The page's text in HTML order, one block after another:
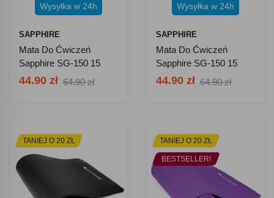
Wysyłka w 24h
SAPPHIRE
Mata Do Ćwiczeń
Sapphire SG-150 15
Mm Z Pokrowcem -
44.90 zł 64.90 zł
Wysyłka w 24h
SAPPHIRE
Mata Do Ćwiczeń
Sapphire SG-150 15
Mm Z Pokrowcem -
44.90 zł 64.90 zł
TANIEJ O 20 ZŁ TANIEJ O 20 ZŁ
BESTSELLER!